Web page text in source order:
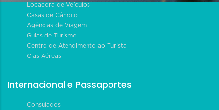
Locadora de Veículos
Casas de Câmbio
Agências de Viagem
Guias de Turismo
Centro de Atendimento ao Turista
Cias Aéreas
Internacional e Passaportes
Consulados